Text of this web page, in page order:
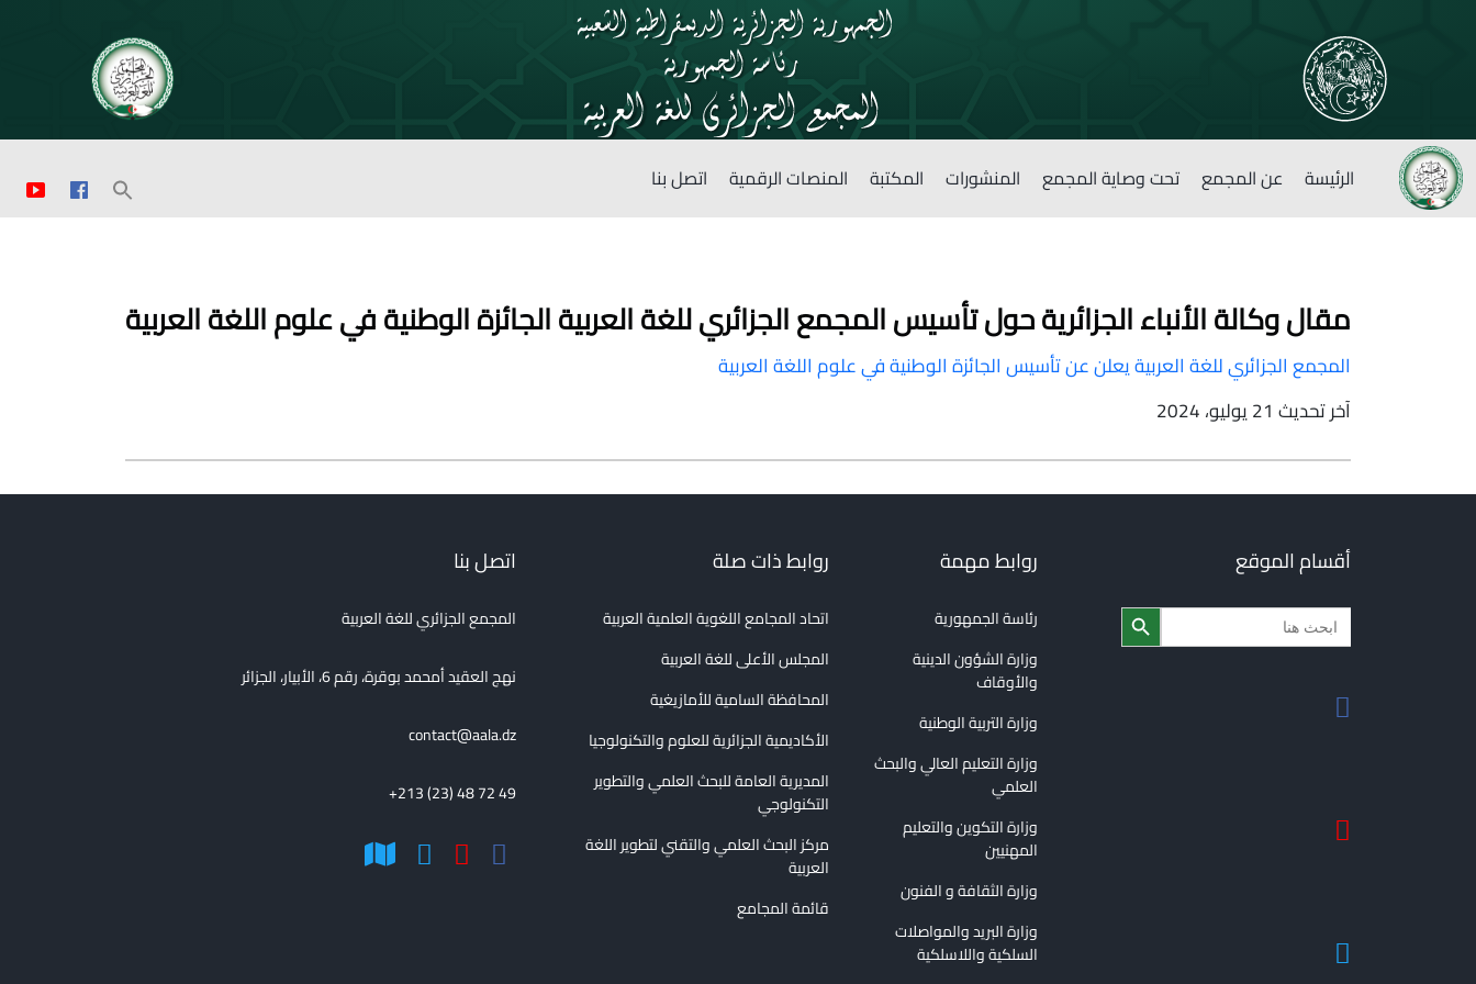
الرئيسة عن المجمع تحت وصاية المجمع المنشورات المكتبة المنصات الرقمية اتصل بنا
مقال وكالة الأنباء الجزائرية حول تأسيس المجمع الجزائري للغة العربية الجائزة الوطنية في علوم اللغة العربية
المجمع الجزائري للغة العربية يعلن عن تأسيس الجائزة الوطنية في علوم اللغة العربية
آخر تحديث 21 يوليو، 2024
أقسام الموقع
Search
for:
Search Button
روابط مهمة
رئاسة الجمهورية
وزارة الشؤون الدينية
والأوقاف
وزارة التربية الوطنية
وزارة التعليم العالي والبحث
العلمي
وزارة التكوين والتعليم
المهنيين
وزارة الثقافة و الفنون
وزارة البريد والمواصلات
السلكية واللاسلكية
روابط ذات صلة
اتحاد المجامع اللغوية العلمية العربية
المجلس الأعلى للغة العربية
المحافظة السامية للأمازيغية
الأكاديمية الجزائرية للعلوم والتكنولوجيا
المديرية العامة للبحث العلمي والتطوير
التكنولوجي
مركز البحث العلمي والتقني لتطوير اللغة
العربية
قائمة المجامع
اتصل بنا
المجمع الجزائري للغة العربية
نهج العقيد أمحمد بوقرة، رقم 6، الأبيار، الجزائر
contact@aala.dz
+213 (23) 48 72 49